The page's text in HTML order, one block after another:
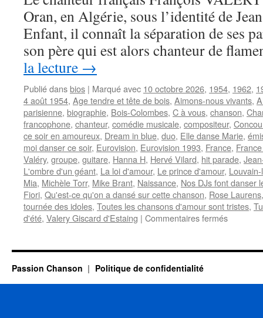
Oran, en Algérie, sous l’identité de
Enfant, il connaît la séparation de ses
son père qui est alors chanteur de
la lecture →
Publié dansbios | Marqué avec 10 octobre 2026, 1954, 1962,
4 août 1954, Age tendre et tête de bois, Aimons-nous vivants,
parisienne, biographie, Bois-Colombes, C à vous, chanson,
francophone, chanteur, comédie musicale, compositeur,
ce soir en amoureux, Dream in blue, duo, Elle danse Marie,
moi danser ce soir, Eurovision, Eurovision 1993, France,
Valéry, groupe, guitare, Hanna H, Hervé Vilard, hit parade,
L'ombre d'un géant, La loi d'amour, Le prince d'amour,
Mia, Michèle Torr, Mike Brant, Naissance, Nos DJs font danser
Fiori, Qu'est-ce qu'on a dansé sur cette chanson, Rose Laurens
tournée des idoles, Toutes les chansons d'amour sont tristes,
d'été, Valery Giscard d'Estaing | Commentaires ferméssur
Passion Chanson Politique de confidentialité